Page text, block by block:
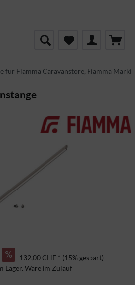
für Fiamma Caravanstore, Fiamma
132,00 CHF * (15% gespart)
Lager. Ware im Zulauf